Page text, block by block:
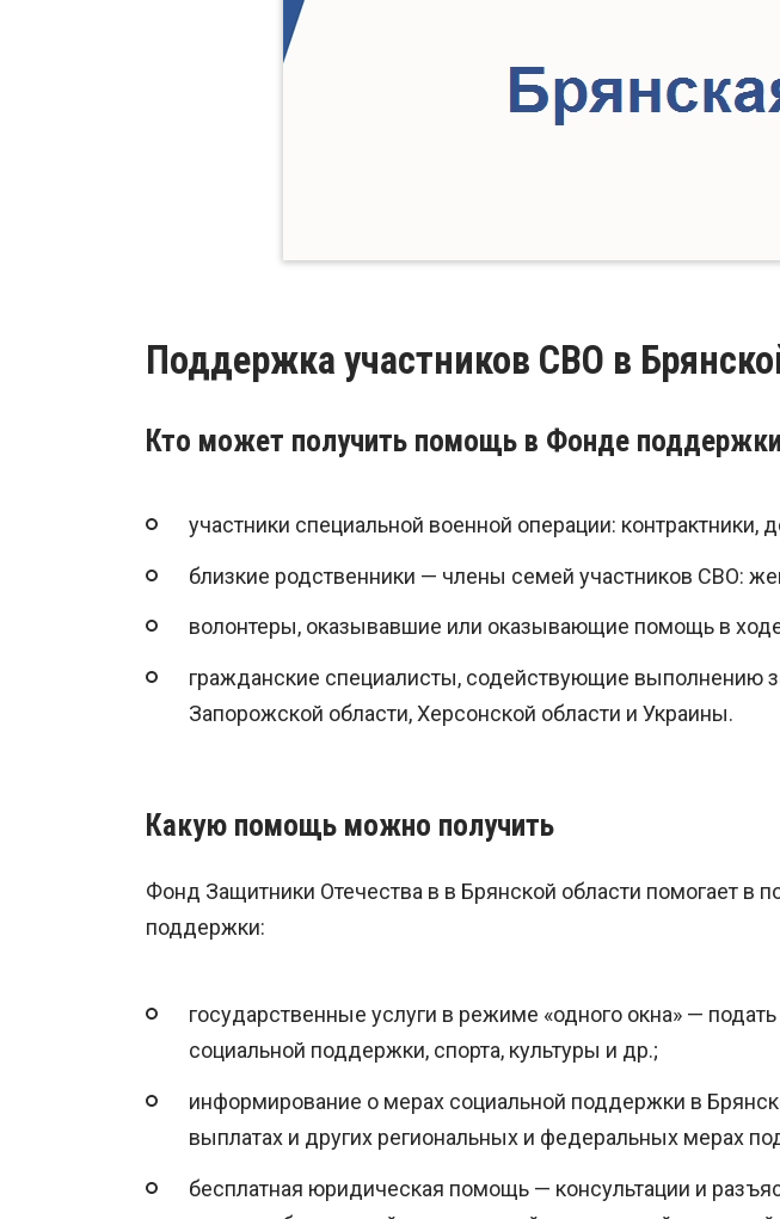
Поддержка участников СВО в
Кто может получить помощь в Фонде
участники специальной военной операции:
близкие родственники — члены семей участников СВО:
волонтеры, оказывавшие или оказывающие помощь в
гражданские специалисты, содействующие выполнению
Запорожской области, Херсонской области и Украины.
Какую помощь можно получить
Фонд Защитники Отечества в в Брянской области помогает
поддержки:
государственные услуги в режиме «одного окна» —
социальной поддержки, спорта, культуры и др.;
информирование о мерах социальной поддержки в
выплатах и других региональных и федеральных мерах
бесплатная юридическая помощь — консультации и